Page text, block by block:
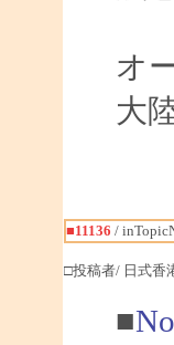
オ
大
■11136 /
□投稿者/ 日式香
■